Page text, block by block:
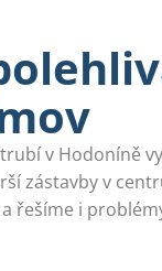
v Hodoníně
zástavby v
řešíme i